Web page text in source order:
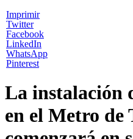
Imprimir
Twitter
Facebook
LinkedIn
WhatsApp
Pinterest
La instalación
en el Metro de